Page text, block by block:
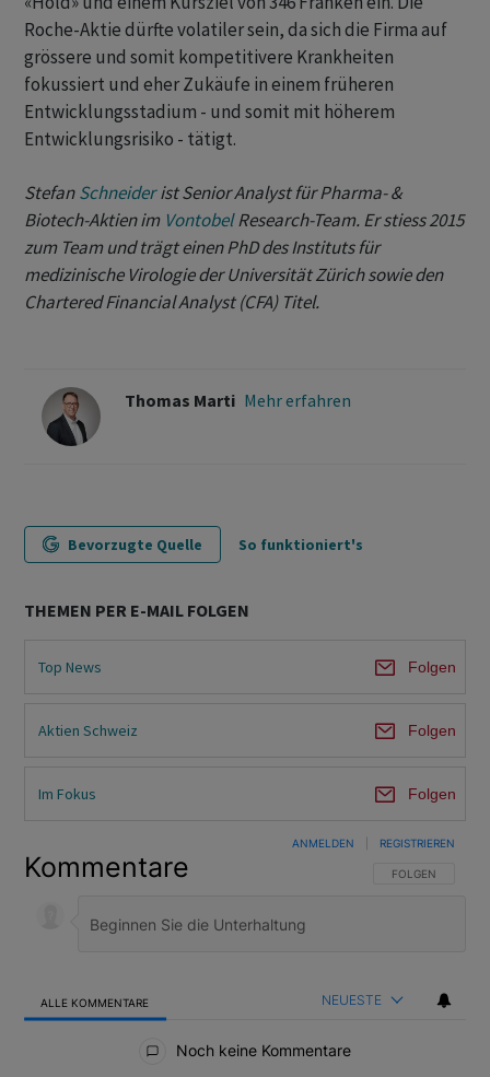
Roche-Aktie dürfte volatiler sein, da sich die Firma auf
grössere und somit kompetitivere Krankheiten
fokussiert und eher Zukäufe in einem früheren
Entwicklungsstadium - und somit mit höherem
Entwicklungsrisiko - tätigt.
StefanSchneiderist Senior Analyst für Pharma- &
Biotech-Aktien im VontobelResearch-Team. Er stiess 2015
zum Team und trägt einen PhD des Instituts für
medizinische Virologie der Universität Zürich sowie den
Chartered Financial Analyst (CFA) Titel.
Thomas Marti Mehr erfahren
Bevorzugte Quelle So funktioniert's
THEMEN PER E-MAIL FOLGEN
Top News Folgen
Aktien Schweiz Folgen
Im Fokus Folgen
Kommentare FOLGE DIESER
FOLGEN
ANMELDEN REGISTRIEREN
ALLE KOMMENTARE NEUESTE
Noch keine Kommentare